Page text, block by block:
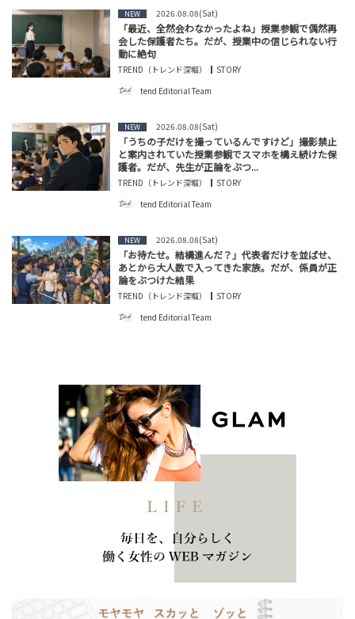
NEW 2026.08.08(Sat)
「最近、全然会わなかったよね」授業参観で偶然再
会した保護者たち。だが、授業中の信じられない行
動に絶句
TREND（トレンド深堀）
STORY
tend Editorial Team
NEW 2026.08.08(Sat)
「うちの子だけを撮っているんですけど」撮影禁止
と案内されていた授業参観でスマホを構え続けた保
護者。だが、先生が正論をぶつ...
TREND（トレンド深堀）
STORY
tend Editorial Team
NEW 2026.08.08(Sat)
「お待たせ。結構進んだ？」代表者だけを並ばせ、
あとから大人数で入ってきた家族。だが、係員が正
論をぶつけた結果
TREND（トレンド深堀）
STORY
tend Editorial Team